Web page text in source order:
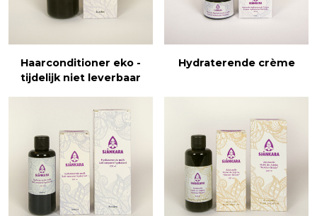
Haarconditioner eko -
tijdelijk niet leverbaar
Hydraterende crème